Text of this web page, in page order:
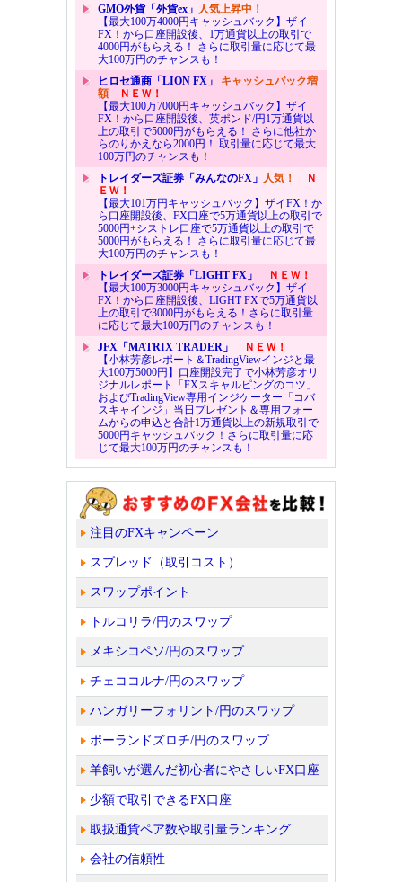
GMO外貨「外貨ex」 人気上昇中！
【最大100万4000円キャッシュバック】ザイ
FX！から口座開設後、1万通貨以上の取引で
4000円がもらえる！ さらに取引量に応じて最
大100万円のチャンスも！
ヒロセ通商「LION FX」 キャッシュバック増
額ＮＥＷ！
【最大100万7000円キャッシュバック】ザイ
FX！から口座開設後、英ポンド/円1万通貨以
上の取引で5000円がもらえる！ さらに他社か
らのりかえなら2000円！ 取引量に応じて最大
100万円のチャンスも！
トレイダーズ証券「みんなのFX」 人気！
Ｎ
ＥＷ！
【最大101万円キャッシュバック】ザイFX！か
ら口座開設後、FX口座で5万通貨以上の取引で
5000円+シストレ口座で5万通貨以上の取引で
5000円がもらえる！ さらに取引量に応じて最
大100万円のチャンスも！
トレイダーズ証券「LIGHT FX」
ＮＥＷ！
【最大100万3000円キャッシュバック】ザイ
FX！から口座開設後、LIGHT FXで5万通貨以
上の取引で3000円がもらえる！さらに取引量
に応じて最大100万円のチャンスも！
JFX「MATRIX TRADER」
ＮＥＷ！
【小林芳彦レポート＆TradingViewインジと最
大100万5000円】口座開設完了で小林芳彦オリ
ジナルレポート「FXスキャルピングのコツ」
およびTradingView専用インジケーター「コバ
スキャインジ」当日プレゼント＆専用フォー
ムからの申込と合計1万通貨以上の新規取引で
5000円キャッシュバック！さらに取引量に応
じて最大100万円のチャンスも！
注目のFXキャンペーン
スプレッド（取引コスト）
スワップポイント
トルコリラ/円のスワップ
メキシコペソ/円のスワップ
チェココルナ/円のスワップ
ハンガリーフォリント/円のスワップ
ポーランドズロチ/円のスワップ
羊飼いが選んだ初心者にやさしいFX口座
少額で取引できるFX口座
取扱通貨ペア数や取引量ランキング
会社の信頼性